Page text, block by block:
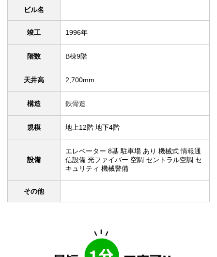
ビル名
竣工 1996年
階数 B棟9階
天井高 2,700mm
構造 鉄骨造
規模 地上12階 地下4階
設備
エレベーター 8基 駐車場 あり 機械式 情報通
信設備 光ファイバー 空調 セントラル空調 セ
キュリティ 機械警備
その他